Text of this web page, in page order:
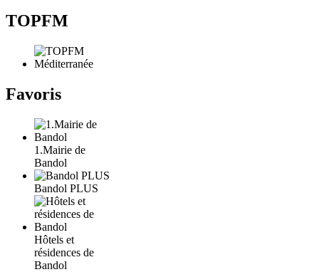
TOPFM
Favoris
1.Mairie de
Bandol
Bandol PLUS
Hôtels et
résidences de
Bandol